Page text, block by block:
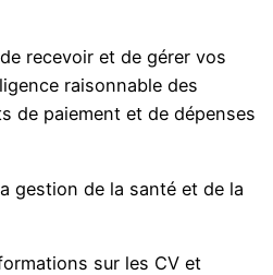
recevoir et de gérer vos
raisonnable des
de paiement et de dépenses
gestion de la santé et de la
sur les CV et